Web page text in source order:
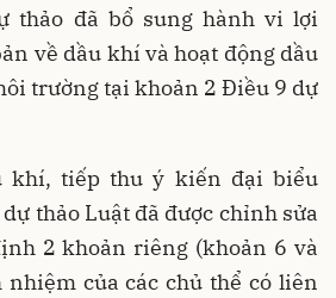
thảo đã bổ sung hành vi lợi
về dầu khí và hoạt động dầu
trường tại khoản 2 Điều 9 dự
khí, tiếp thu ý kiến đại biểu
thảo Luật đã được chỉnh sửa
2 khoản riêng (khoản 6 và
của các chủ thể có liên